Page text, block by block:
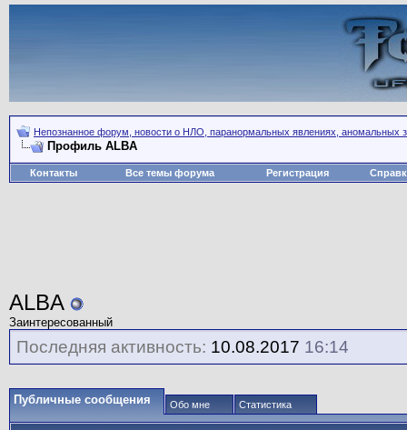
Непознанное форум, новости о НЛО, паранормальных явлениях, аномальных
Профиль ALBA
Контакты Все темы форума Регистрация
ALBA
Заинтересованный
Последняя активность: 10.08.2017 16:14
Публичные сообщения Обо мне Статистика